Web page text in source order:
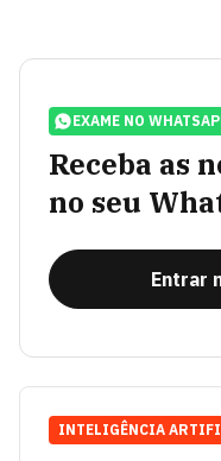
EXAME NO
Receba as
no seu
Entrar
INTELIGÊNCIA